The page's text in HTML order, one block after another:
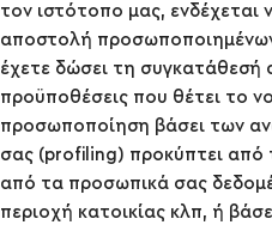
τον ιστότοπο μας, ενδέχεται
αποστολή
έχετε δώσει τη συγκατάθεσή
προϋποθέσεις που θέτει το
προσωποποίηση βάσει των
σας (profiling) προκύπτει από
από τα προσωπικά σας
περιοχή κατοικίας κλπ, ή